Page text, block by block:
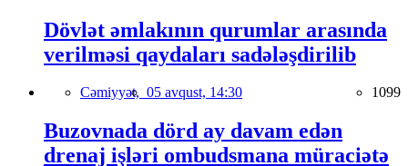
Dövlət əmlakının qurumlar arasında
verilməsi qaydaları sadələşdirilib
Cəmiyyət, 05 avqust, 14:30 1099
Buzovnada dörd ay davam edən
drenaj işləri ombudsmana müraciətə